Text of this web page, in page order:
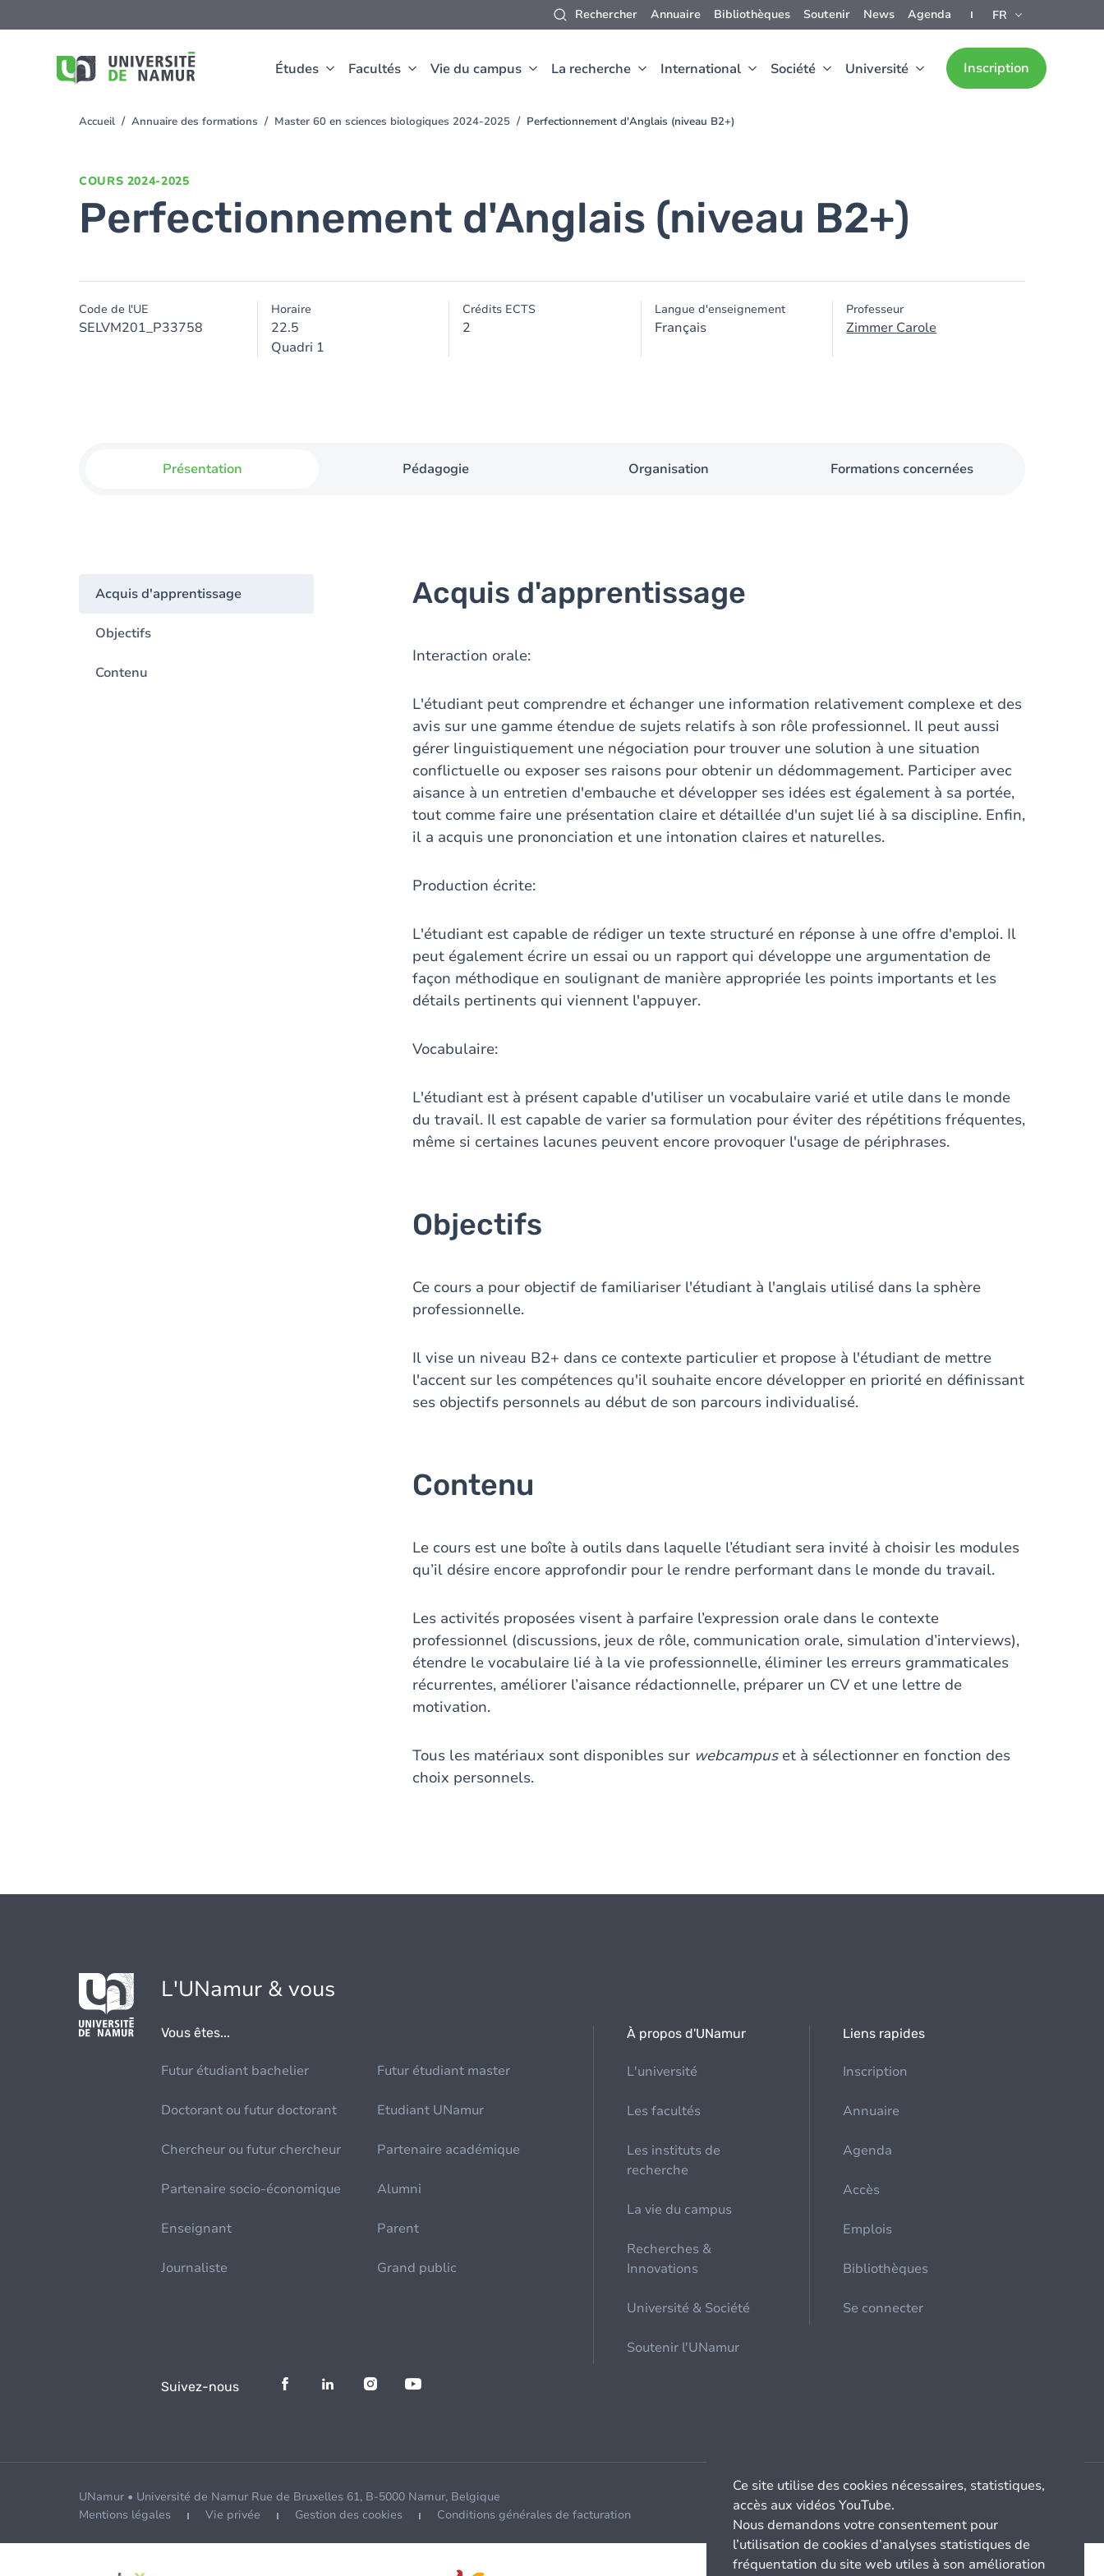
Rechercher Annuaire Bibliothèques Soutenir News Agenda FR
Études Facultés Vie du campus La recherche International Société Université Inscription
au
You
Accueil Annuaire des formations Master 60 en sciences biologiques 2024-2025 Perfectionnement d'Anglais (niveau B2+)
COURS 2024-2025
Perfectionnement d'Anglais (niveau B2+)
Code de l'UE
SELVM201_P33758
Horaire
22.5
Quadri 1
Crédits ECTS
2
Langue d'enseignement
Français
Professeur
Zimmer Carole
Présentation Pédagogie Organisation Formations concernées
Acquis d'apprentissage
Objectifs
Contenu
Acquis d'apprentissage
Interaction orale:
L'étudiant peut comprendre et échanger une information relativement complexe et des
avis sur une gamme étendue de sujets relatifs à son rôle professionnel. Il peut aussi
gérer linguistiquement une négociation pour trouver une solution à une situation
conflictuelle ou exposer ses raisons pour obtenir un dédommagement. Participer avec
aisance à un entretien d'embauche et développer ses idées est également à sa portée,
tout comme faire une présentation claire et détaillée d'un sujet lié à sa discipline. Enfin,
il a acquis une prononciation et une intonation claires et naturelles.
Production écrite:
L'étudiant est capable de rédiger un texte structuré en réponse à une offre d'emploi. Il
peut également écrire un essai ou un rapport qui développe une argumentation de
façon méthodique en soulignant de manière appropriée les points importants et les
détails pertinents qui viennent l'appuyer.
Vocabulaire:
L'étudiant est à présent capable d'utiliser un vocabulaire varié et utile dans le monde
du travail. Il est capable de varier sa formulation pour éviter des répétitions fréquentes,
même si certaines lacunes peuvent encore provoquer l'usage de périphrases.
Objectifs
Ce cours a pour objectif de familiariser l'étudiant à l'anglais utilisé dans la sphère
professionnelle.
Il vise un niveau B2+ dans ce contexte particulier et propose à l'étudiant de mettre
l'accent sur les compétences qu'il souhaite encore développer en priorité en définissant
ses objectifs personnels au début de son parcours individualisé.
Contenu
Le cours est une boîte à outils dans laquelle l’étudiant sera invité à choisir les modules
qu’il désire encore approfondir pour le rendre performant dans le monde du travail.
Les activités proposées visent à parfaire l’expression orale dans le contexte
professionnel (discussions, jeux de rôle, communication orale, simulation d’interviews),
étendre le vocabulaire lié à la vie professionnelle, éliminer les erreurs grammaticales
récurrentes, améliorer l’aisance rédactionnelle, préparer un CV et une lettre de
motivation.
Tous les matériaux sont disponibles sur webcampuset à sélectionner en fonction des
choix personnels.
L'UNamur & vous
Vous êtes...
Futur étudiant bachelier Futur étudiant master
Doctorant ou futur doctorant Etudiant UNamur
Chercheur ou futur chercheur Partenaire académique
Partenaire socio-économique Alumni
Enseignant Parent
Journaliste Grand public
À propos d'UNamur
L'université
Les facultés
Les instituts de
recherche
La vie du campus
Recherches &
Innovations
Université & Société
Soutenir l'UNamur
Liens rapides
Inscription
Annuaire
Agenda
Accès
Emplois
Bibliothèques
Se connecter
Suivez-nous
UNamur • Université de Namur Rue de Bruxelles 61, B-5000 Namur, Belgique
Mentions légales
Vie privée Gestion des cookies Conditions générales de facturation
Ce site utilise des cookies nécessaires, statistiques,
accès aux vidéos YouTube.
Nous demandons votre consentement pour
l’utilisation de cookies d’analyses statistiques de
fréquentation du site web utiles à son amélioration